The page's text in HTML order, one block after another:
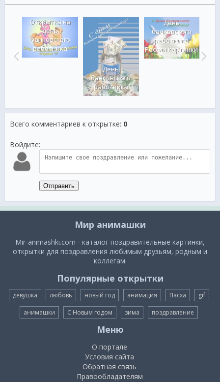
Открытка на
день
банковского
работника
День
банковского
работника
День
банковского
работника
России картинки
Всего комментариев к открытке: 0
Войдите:
Отправить
Мир анимашки
Mir-animashki.com - каталог поздравительные картинки,
открытки для поздравления любимым друзьям, родным и
коллегам.
Популярные открытки
девушка любовь новый год анимация Пасха gif
анимашки С Новым годом зима поздравление
Меню
О портале
Условия сайта
Обратная связь
Правообладателям